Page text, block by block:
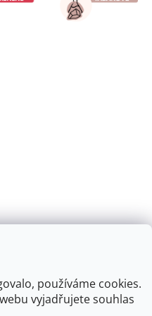
používáme cookies.
vyjadřujete souhlas